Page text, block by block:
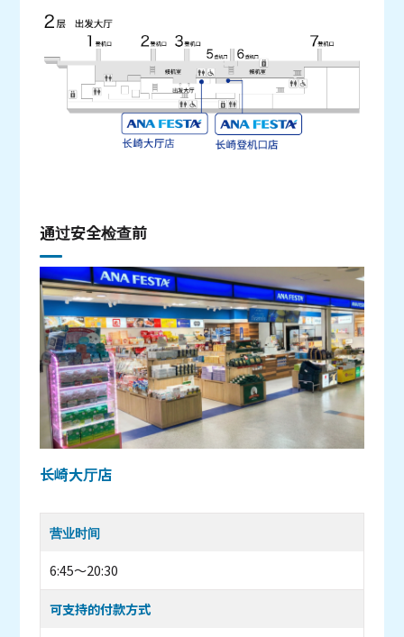
通过安全检查前
长崎大厅店
营业时间
6:45～20:30
可支持的付款方式